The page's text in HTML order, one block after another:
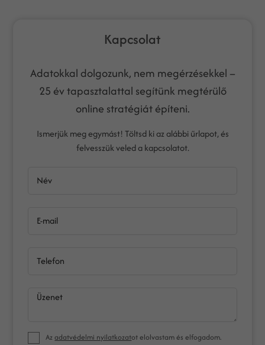
Kapcsolat
Adatokkal dolgozunk, nem megérzésekkel –
25 év tapasztalattal segítünk megtérülő
online stratégiát építeni.
Ismerjük meg egymást! Töltsd ki az alábbi űrlapot, és
felvesszük veled a kapcsolatot.
Név
E-mail
Telefon
Üzenet
Azadatvédelmi nyilatkozatot elolvastam és elfogadom.